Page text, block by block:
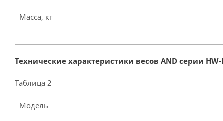
Масса, кг
Технические характеристики весов AND серии HW-
Таблица 2
Модель